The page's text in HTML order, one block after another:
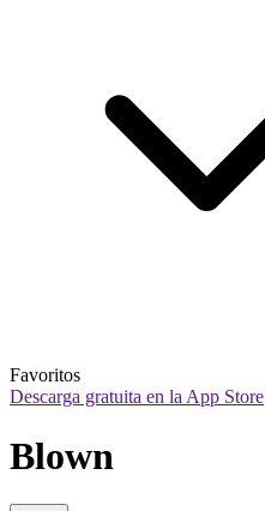
Favoritos
Descarga gratuita en la App Store
Blown